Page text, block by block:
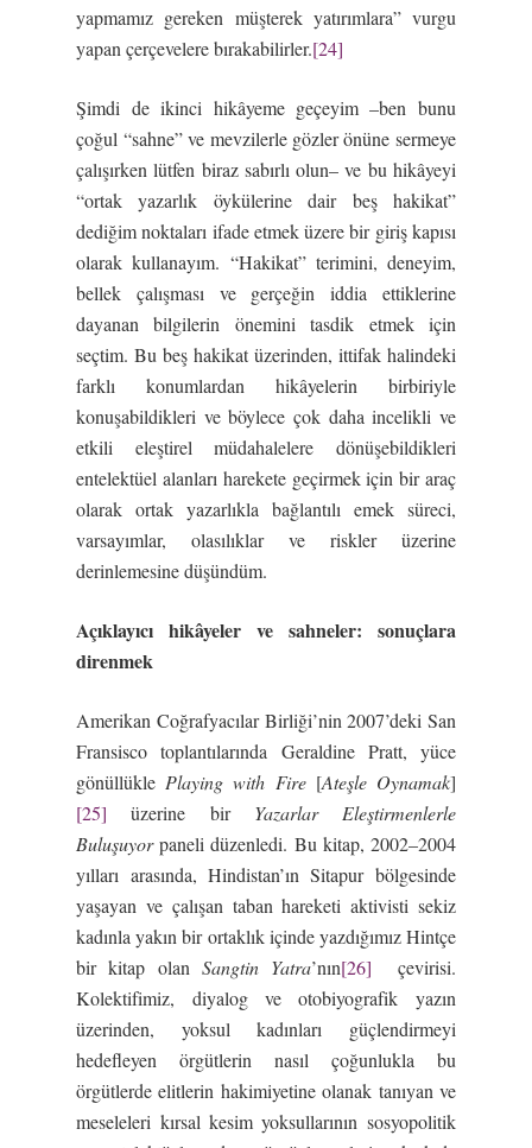
yapmamız gereken müşterek yatırımlara” vurgu
yapan çerçevelere bırakabilirler.[24]
Şimdi de ikinci hikâyeme geçeyim –ben bunu
çoğul “sahne” ve mevzilerle gözler önüne sermeye
çalışırken lütfen biraz sabırlı olun– ve bu hikâyeyi
“ortak yazarlık öykülerine dair beş hakikat”
dediğim noktaları ifade etmek üzere bir giriş kapısı
olarak kullanayım. “Hakikat” terimini, deneyim,
bellek çalışması ve gerçeğin iddia ettiklerine
dayanan bilgilerin önemini tasdik etmek için
seçtim. Bu beş hakikat üzerinden, ittifak halindeki
farklı konumlardan hikâyelerin birbiriyle
konuşabildikleri ve böylece çok daha incelikli ve
etkili eleştirel müdahalelere dönüşebildikleri
entelektüel alanları harekete geçirmek için bir araç
olarak ortak yazarlıkla bağlantılı emek süreci,
varsayımlar, olasılıklar ve riskler üzerine
derinlemesine düşündüm.
Açıklayıcı hikâyeler ve sahneler: sonuçlara
direnmek
Amerikan Coğrafyacılar Birliği’nin 2007’deki San
Fransisco toplantılarında Geraldine Pratt, yüce
gönüllükle Playing with Fire [Ateşle Oynamak]
[25] üzerine bir Yazarlar Eleştirmenlerle
Buluşuyorpaneli düzenledi. Bu kitap, 2002–2004
yılları arasında, Hindistan’ın Sitapur bölgesinde
yaşayan ve çalışan taban hareketi aktivisti sekiz
kadınla yakın bir ortaklık içinde yazdığımız Hintçe
bir kitap olan Sangtin Yatra’nın[26] çevirisi.
Kolektifimiz, diyalog ve otobiyografik yazın
üzerinden, yoksul kadınları güçlendirmeyi
hedefleyen örgütlerin nasıl çoğunlukla bu
örgütlerde elitlerin hakimiyetine olanak tanıyan ve
meseleleri kırsal kesim yoksullarının sosyopolitik